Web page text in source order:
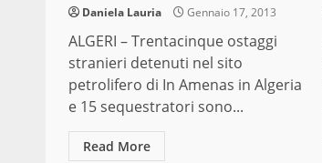
Daniela Lauria Gennaio 17, 2013
ALGERI – Trentacinque ostaggi
stranieri detenuti nel sito
petrolifero di In Amenas in Algeria
e 15 sequestratori sono...
Read More